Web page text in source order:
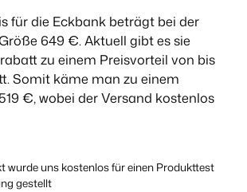
für die Eckbank beträgt bei der
649 €. Aktuell gibt es sie
zu einem Preisvorteil von bis
Somit käme man zu einem
€, wobei der Versand kostenlos
wurde uns kostenlos für einen Produkttest
gestellt